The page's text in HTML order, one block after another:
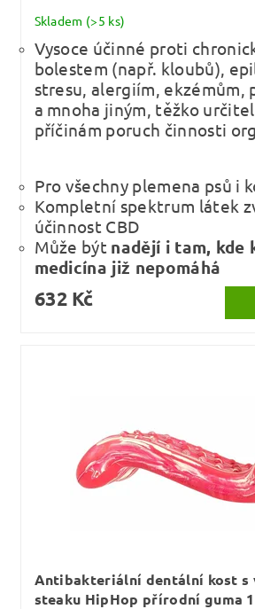
Skladem (>5 ks)
Vysoce účinné proti
bolestem (např. kloubů),
stresu, alergiím, ekzémům,
a mnoha jiným, těžko
příčinám poruch činnosti
Pro všechny plemena psů i
Kompletní spektrum látek
účinnost CBD
Může být nadějí i tam, kde
medicína již nepomáhá
632 Kč
Antibakteriální dentální kost s
steaku HipHop přírodní guma